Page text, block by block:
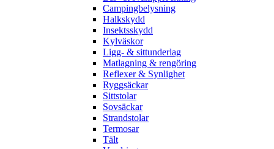
Campingbelysning
Halkskydd
Insektsskydd
Kylväskor
Ligg- & sittunderlag
Matlagning & rengöring
Reflexer & Synlighet
Ryggsäckar
Sittstolar
Sovsäckar
Strandstolar
Termosar
Tält